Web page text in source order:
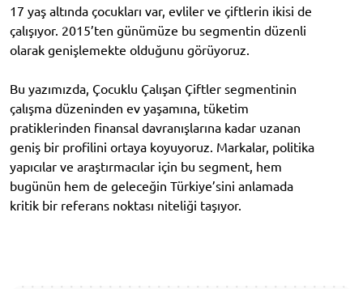
17 yaş altında çocukları var, evliler ve çiftlerin ikisi de
çalışıyor. 2015’ten günümüze bu segmentin düzenli
olarak genişlemekte olduğunu görüyoruz.
Bu yazımızda, Çocuklu Çalışan Çiftler segmentinin
çalışma düzeninden ev yaşamına, tüketim
pratiklerinden finansal davranışlarına kadar uzanan
geniş bir profilini ortaya koyuyoruz. Markalar, politika
yapıcılar ve araştırmacılar için bu segment, hem
bugünün hem de geleceğin Türkiye’sini anlamada
kritik bir referans noktası niteliği taşıyor.